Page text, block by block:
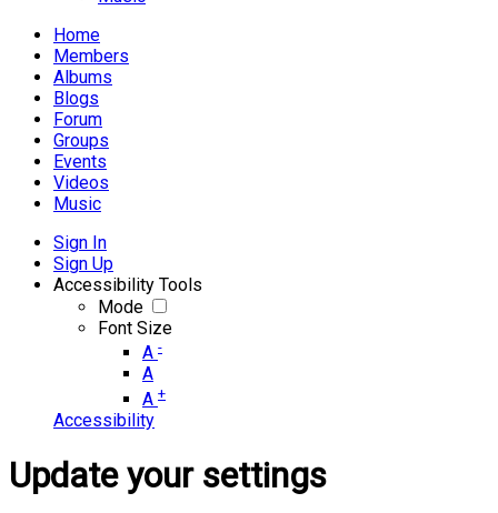
Home
Members
Albums
Blogs
Forum
Groups
Events
Videos
Music
Sign In
Sign Up
Accessibility Tools
Mode
Font Size
A -
A
A +
Accessibility
Update your settings